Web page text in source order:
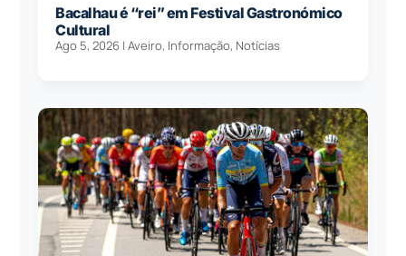
Bacalhau é “rei” em Festival Gastronómico
Cultural
Ago 5, 2026 |Aveiro, Informação, Notícias